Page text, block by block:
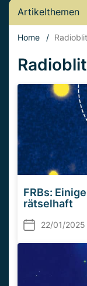
Artikelthemen
Home /
FRBs:
rätselhaft
22/01/2025